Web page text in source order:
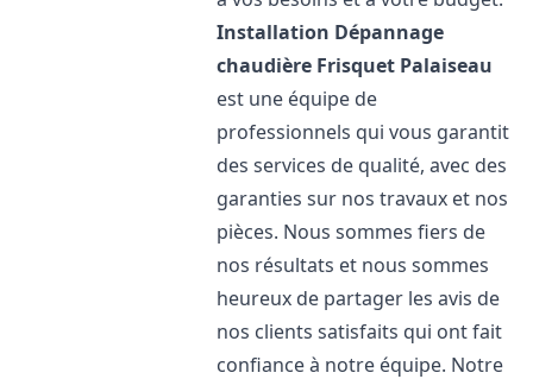
Installation Dépannage
chaudière Frisquet Palaiseau
est une équipe de
professionnels qui vous garantit
des services de qualité, avec des
garanties sur nos travaux et nos
pièces. Nous sommes fiers de
nos résultats et nous sommes
heureux de partager les avis de
nos clients satisfaits qui ont fait
confiance à notre équipe. Notre